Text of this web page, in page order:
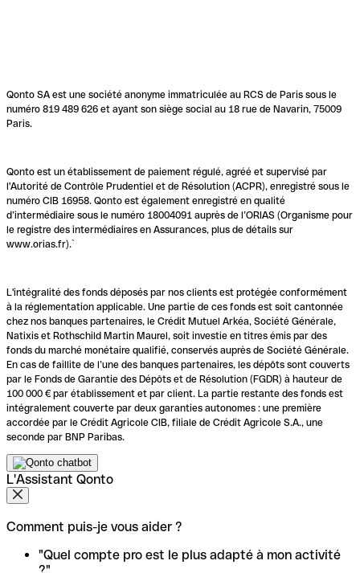
Qonto SA est une société anonyme immatriculée au RCS de Paris sous le
numéro 819 489 626 et ayant son siège social au 18 rue de Navarin, 75009
Paris.
Qonto est un établissement de paiement régulé, agréé et supervisé par
l'Autorité de Contrôle Prudentiel et de Résolution (ACPR), enregistré sous le
numéro CIB 16958. Qonto est également enregistré en qualité
d’intermédiaire sous le numéro 18004091 auprès de l’ORIAS (Organisme pour
le registre des intermédiaires en Assurances, plus de détails sur
www.orias.fr).`
L'intégralité des fonds déposés par nos clients est protégée conformément
à la réglementation applicable. Une partie de ces fonds est soit cantonnée
chez nos banques partenaires, le Crédit Mutuel Arkéa, Société Générale,
Natixis et Rothschild Martin Maurel, soit investie en titres émis par des
fonds du marché monétaire qualifié, conservés auprès de Société Générale.
En cas de faillite de l’une des banques partenaires, les dépôts sont couverts
par le Fonds de Garantie des Dépôts et de Résolution (FGDR) à hauteur de
100 000 € par établissement et par client. La partie restante des fonds est
intégralement couverte par deux garanties autonomes : une première
accordée par le Crédit Agricole CIB, filiale de Crédit Agricole S.A., une
seconde par BNP Paribas.
L'Assistant Qonto
Comment puis-je vous aider ?
"Quel compte pro est le plus adapté à mon activité